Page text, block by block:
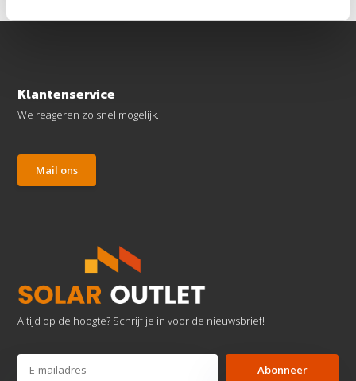
Klantenservice
We reageren zo snel mogelijk.
Mail ons
Altijd op de hoogte? Schrijf je in voor de nieuwsbrief!
Abonneer